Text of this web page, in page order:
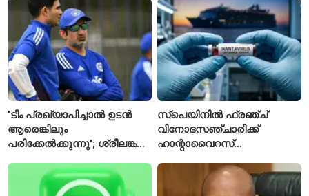
ഈമാസം 12 വരെ
വിശേഷിപ്പിക്കപ്പെട്ട
ഗവേഷകൻ രാജിവെച്ചു
'ടീം പ്രഖ്യാപിച്ചാൽ ഉടൻ
ആരെങ്കിലും
പരിക്കേൽക്കുന്നു'; ശ്രീലങ്കൻ
ടീമിനെ കുറിച്ച് മുൻതാരം
സ്പെയിനിൽ ഫ്രഞ്ച്
വിനോദസഞ്ചാരിക്ക്
ഹാന്റാവൈറസ്
ഐസൊലേഷനിൽ
പ്രവേശിപ്പിച്ചു